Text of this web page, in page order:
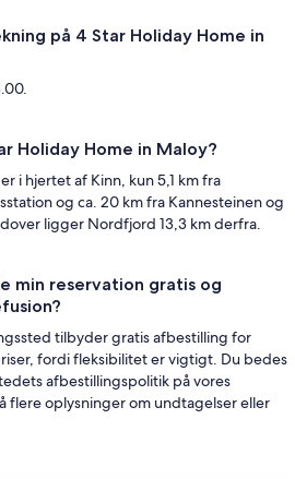
på 4 Star Holiday Home in
Holiday Home in Maloy?
i hjertet af Kinn, kun 5,1 km fra
og ca. 20 km fra Kannesteinen og
ligger Nordfjord 13,3 km derfra.
min reservation gratis og
tilbyder gratis afbestilling for
fordi fleksibilitet er vigtigt. Du bedes
afbestillingspolitik på vores
flere oplysninger om undtagelser eller